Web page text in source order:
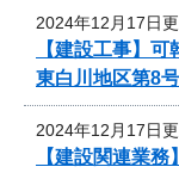
2024年12月17日
【建設工事】
東白川地区第8
2024年12月17日
【建設関連業